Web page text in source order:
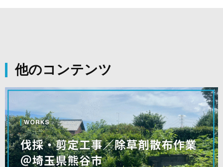
他のコンテンツ